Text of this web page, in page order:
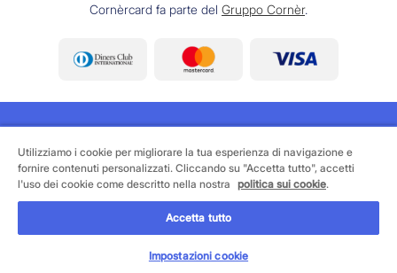
Cornèrcard fa parte del Gruppo Cornèr.
©2026 Cornèrcard - Cornèr Banca SA, Cornèrcard,
Via Canova 16, 6901 Lugano
Area legale
Cookie policy
Informativa sulla protezione dei dati
Utilizziamo i cookie per migliorare la tua esperienza di navigazione e
fornire contenuti personalizzati. Cliccando su "Accetta tutto", accetti
l'uso dei cookie come descritto nella nostra politica sui cookie.
Accetta tutto
Impostazioni cookie